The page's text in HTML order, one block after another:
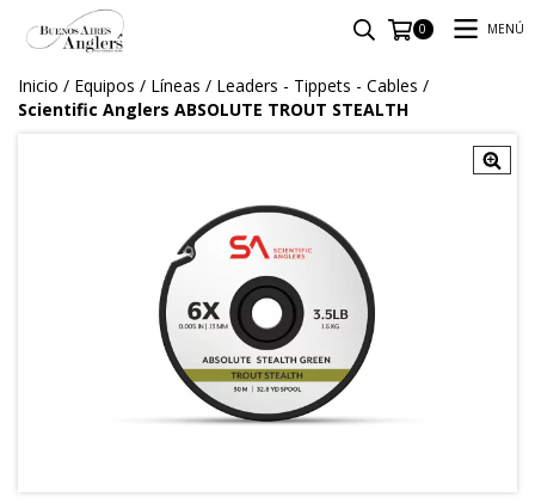
0 MENÚ
Inicio / Equipos / Líneas / Leaders - Tippets - Cables /
Scientific Anglers ABSOLUTE TROUT STEALTH